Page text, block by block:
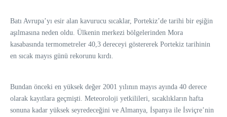
Batı Avrupa’yı esir alan kavurucu sıcaklar, Portekiz’de tarihi bir eşiğin
aşılmasına neden oldu. Ülkenin merkezi bölgelerinden Mora
kasabasında termometreler 40,3 dereceyi göstererek Portekiz tarihinin
en sıcak mayıs günü rekorunu kırdı.
Bundan önceki en yüksek değer 2001 yılının mayıs ayında 40 derece
olarak kayıtlara geçmişti. Meteoroloji yetkilileri, sıcaklıkların hafta
sonuna kadar yüksek seyredeceğini ve Almanya, İspanya ile İsviçre’nin